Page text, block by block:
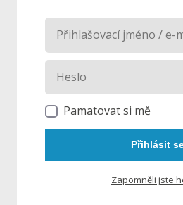
Pamatovat si mě
Přihlásit
Zapomněli jste